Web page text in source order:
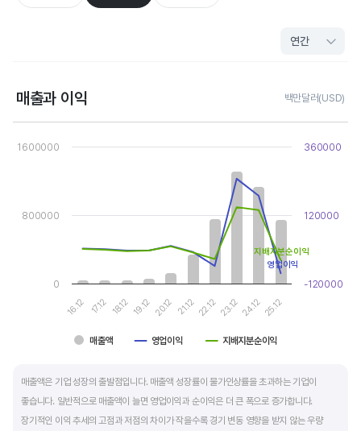
매출과 이익 백만달러(USD)
Chart
View as data table, Chart
The chart has 1 X axis displaying categories.
The chart has 2 Y axes displaying values, and values.
매출액 영업이익 지배지분순이익
16.12 17.12 18.12 19.12 20.12 21.12 22.12 23.12 24.12 25.12
0
800000
1600000
-120000
120000
360000
영업이익
지배지분순이익
매출액은 기업 성장의 출발점입니다. 매출액 성장률이 물가인상률을 초과하는 기업이
좋습니다. 일반적으로 매출액이 늘면 영업이익과 순이익은 더 큰 폭으로 증가합니다.
장기적인 이익 추세의 고점과 저점의 차이가 작을수록 경기 변동 영향을 받지 않는 우량